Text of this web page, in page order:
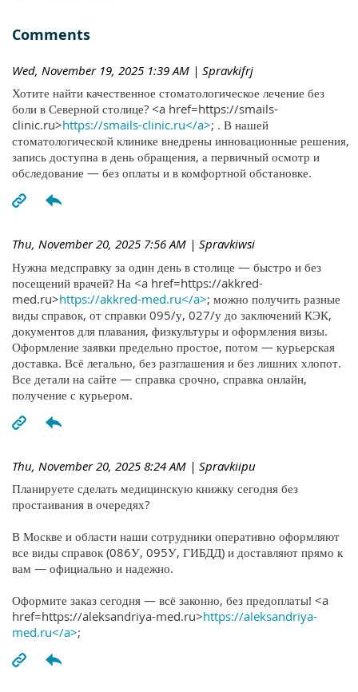
Comments
Wed, November 19, 2025 1:39 AM | Spravkifrj
Хотите найти качественное стоматологическое лечение без
боли в Северной столице? <a href=https://smails-
clinic.ru>https://smails-clinic.ru</a>; . В нашей
стоматологической клинике внедрены инновационные решения,
запись доступна в день обращения, а первичный осмотр и
обследование — без оплаты и в комфортной обстановке.
Thu, November 20, 2025 7:56 AM | Spravkiwsi
Нужна медсправку за один день в столице — быстро и без
посещений врачей? На <a href=https://akkred-
med.ru>https://akkred-med.ru</a>; можно получить разные
виды справок, от справки 095/у, 027/у до заключений КЭК,
документов для плавания, физкультуры и оформления визы.
Оформление заявки предельно простое, потом — курьерская
доставка. Всё легально, без разглашения и без лишних хлопот.
Все детали на сайте — справка срочно, справка онлайн,
получение с курьером.
Thu, November 20, 2025 8:24 AM | Spravkiipu
Планируете сделать медицинскую книжку сегодня без
простаивания в очередях?
В Москве и области наши сотрудники оперативно оформляют
все виды справок (086У, 095У, ГИБДД) и доставляют прямо к
вам — официально и надежно.
Оформите заказ сегодня — всё законно, без предоплаты! <a
href=https://aleksandriya-med.ru>https://aleksandriya-
med.ru</a>;